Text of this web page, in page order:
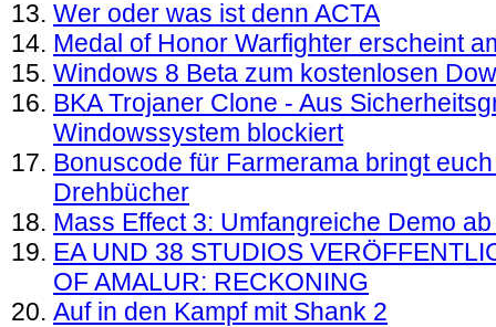
Wer oder was ist denn ACTA
Medal of Honor Warfighter erscheint
Windows 8 Beta zum kostenlosen
BKA Trojaner Clone - Aus
Windowssystem blockiert
Bonuscode für Farmerama bringt
Drehbücher
Mass Effect 3: Umfangreiche Demo
EA UND 38 STUDIOS
OF AMALUR: RECKONING
Auf in den Kampf mit Shank 2